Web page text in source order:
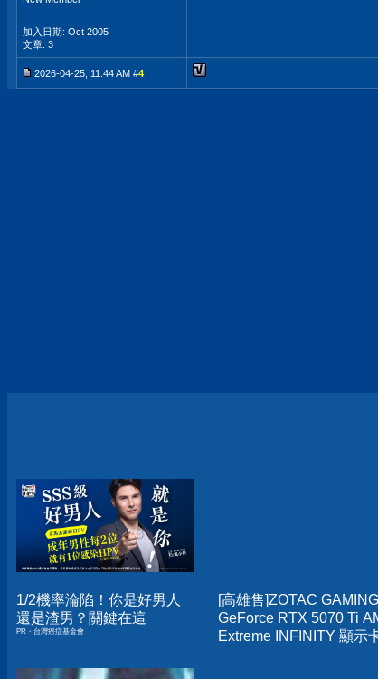
加入日期: Oct 2005
文章: 3
2026-04-25, 11:44 AM #4
1/2機率淪陷！你是好男人
還是渣男？關鍵在這
PR・台灣癌症基金會
[高雄售]ZOTAC GAMING
GeForce RTX 5070 Ti
Extreme INFINITY 顯示